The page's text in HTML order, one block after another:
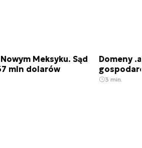
Meksyku. Sąd
mln dolarów
Domeny
3 min.